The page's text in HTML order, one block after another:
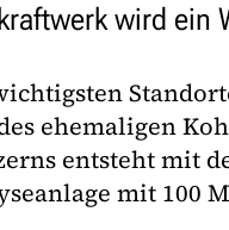
wird ein
ehemaligen
entsteht mit
mit 100